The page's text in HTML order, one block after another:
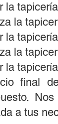
la
la
la
la
la
final
a tus